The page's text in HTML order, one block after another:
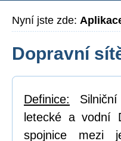
Nyní jste zde:
Dopravní
Definice:
letecké a vodní
spojnice mezi